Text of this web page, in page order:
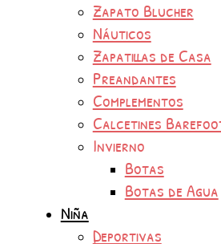
Zapato Blucher
Náuticos
Zapatillas de Casa
Preandantes
Complementos
Calcetines
Invierno
Botas
Botas de Agua
Niña
Deportivas